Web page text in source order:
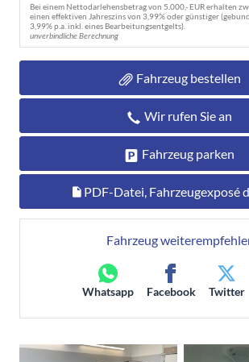
Bei einem Nettodarlehensbetrag von 5.000,- EUR erhalten
einen effektiven Jahreszins von 3,99% oder günstiger
3,99% p.a. inkl. eines Bearbeitungsentgelts).
unverbindliche Berechnung
Fahrzeug bestellen
Wir rufen Sie an
Fahrzeug parken
PDF-Datei, Fahrzeugexposé
Fahrzeug
Whatsapp Facebook Twitter